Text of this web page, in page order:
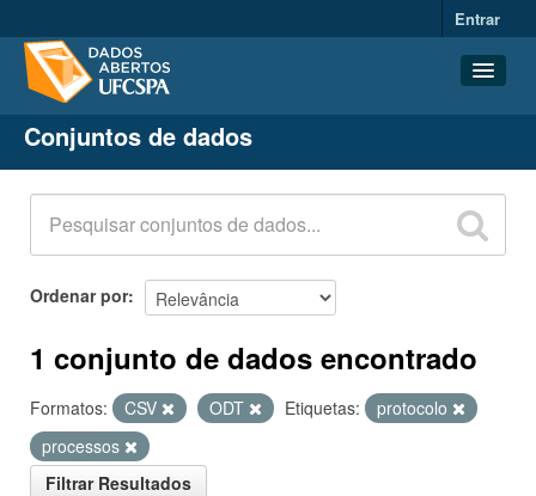
Entrar
Conjuntos de dados
Organizações
Grupos
Sobre
Conjuntos de dados
Ordenar por
1 conjunto de dados encontrado
Formatos: CSV ODT Etiquetas:
protocolo
processos
Filtrar Resultados